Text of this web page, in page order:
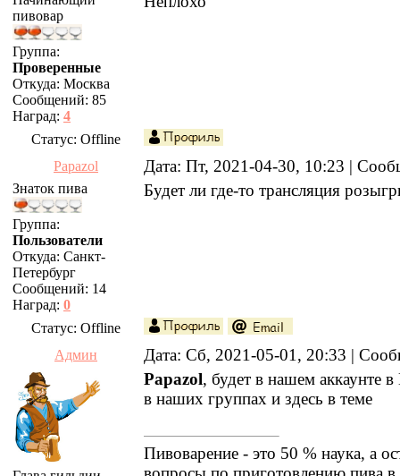
пивовар
Группа:
Проверенные
Откуда: Москва
Сообщений: 85
Наград: 4
Статус: Offline
Papazol
Дата: Пт, 2021-04-30, 10:23 |
Знаток пива
Группа:
Пользователи
Откуда: Санкт-
Петербург
Сообщений: 14
Наград: 0
Будет ли где-то трансляция
Статус: Offline
Админ
Дата: Сб, 2021-05-01, 20:33 |
Papazol, будет в нашем аккаунте
в наших группах и здесь в теме
Пивоварение - это 50 % наука, а